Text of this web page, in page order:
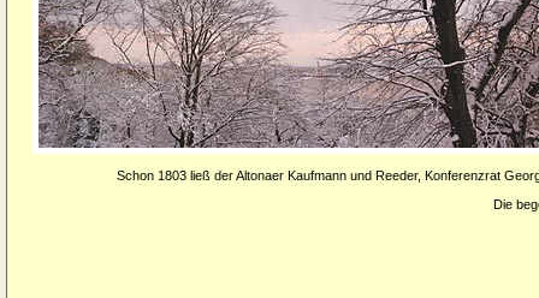
Schon 1803 ließ der Altonaer Kaufmann und Reeder, Konferenzrat
Die